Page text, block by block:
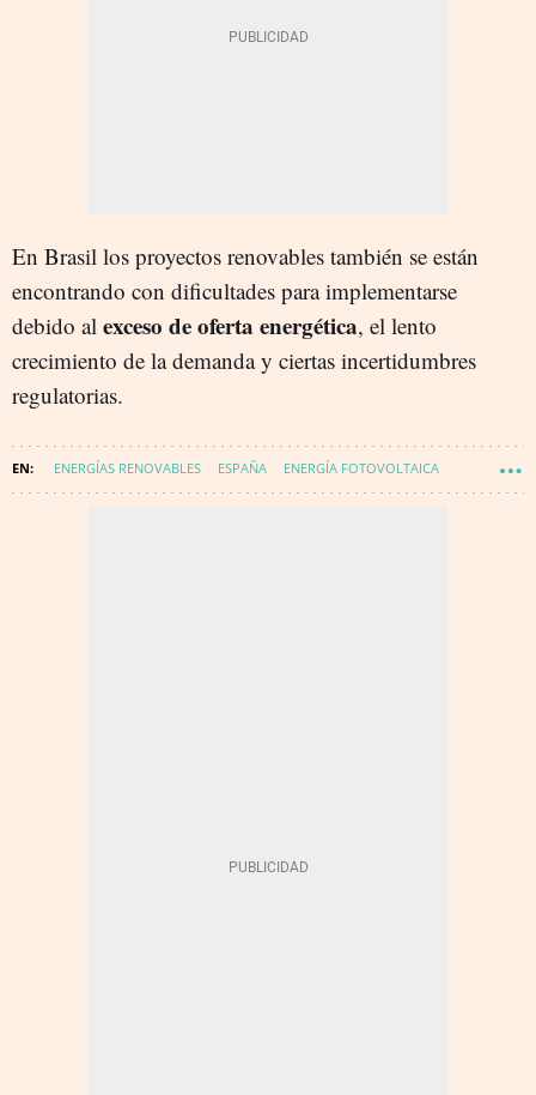
En Brasil los proyectos renovables también se están
encontrando con dificultades para implementarse
debido al exceso de oferta energética, el lento
crecimiento de la demanda y ciertas incertidumbres
regulatorias.
ENERGÍAS RENOVABLES ESPAÑA ENERGÍA FOTOVOLTAICA